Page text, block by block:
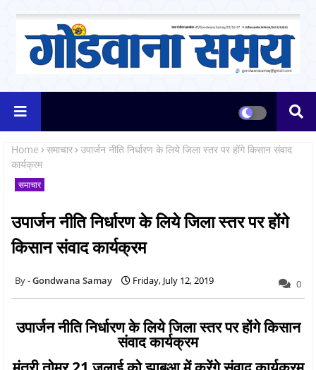
Home समाचार उपार्जन नीति निर्धारण के लिये जिला स्तर पर होंगे किसान संवाद
कार्यक्रम
समाचार
उपार्जन नीति निर्धारण के लिये जिला स्तर पर होंगे
किसान संवाद कार्यक्रम
Gondwana Samay Friday, July 12, 2019 0
उपार्जन नीति निर्धारण के लिये जिला स्तर पर होंगे किसान
संवाद कार्यक्रम